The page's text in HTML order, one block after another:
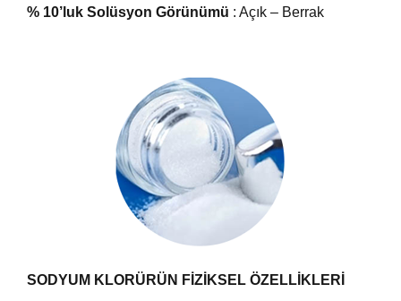
% 10’luk Solüsyon Görünümü : Açık – Berrak
SODYUM KLORÜRÜN FİZİKSEL ÖZELLİKLERİ